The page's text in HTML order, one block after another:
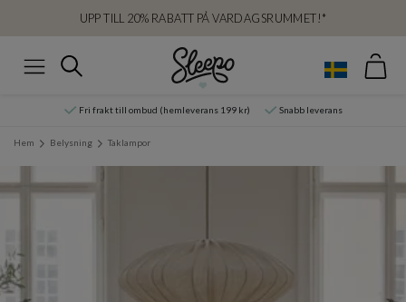
UPP TILL 20% RABATT PÅ VARDAGSRUMMET!*
Sök
Fri frakt till ombud (hemleverans 199 kr) Snabb leverans
Hem Belysning Taklampor